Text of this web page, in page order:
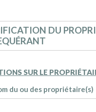
DU
SUR LE
du ou des propriétaire(s)